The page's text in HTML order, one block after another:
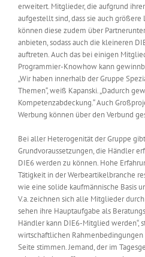
erweitert. Mitglieder, die aufgrund
aufgestellt sind, dass sie auch
können diese zudem über
anbieten, sodass auch die kleineren
auftreten. Auch das bei einigen
Programmier-Knowhow kann
„Wir haben innerhalb der Gruppe
Themen“, weiß Kapanski. „Dadurch
Kompetenzabdeckung.“ Auch
Werbung können über den Verbund
Bei aller Heterogenität der Gruppe
Grundvoraussetzungen, die Händler
DIE6 werden zu können. Hohe
Tätigkeit in der Werbeartikelbranche
wie eine solide kaufmännische Basis
V.a. zeichnen sich alle Mitglieder
sehen ihre Hauptaufgabe als
Händler kann DIE6-Mitglied werden“,
wirtschaftlichen
Seite stimmen. Jemand, der im